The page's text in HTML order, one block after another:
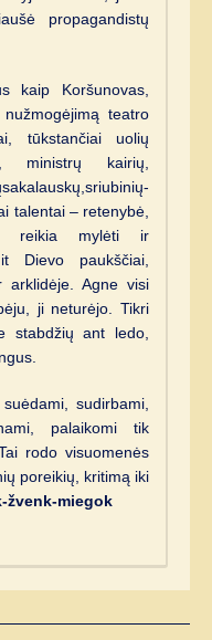
propagandistų
kaip Koršunovas,
teatro
tūkstančiai uolių
ministrų kairių,
talentai – retenybė,
reikia mylėti ir
Dievo paukščiai,
arklidėje. Agne visi
ji neturėjo. Tikri
stabdžių ant ledo,
sudirbami,
palaikomi tik
rodo visuomenės
poreikių, kritimą iki
žvenk-miegok